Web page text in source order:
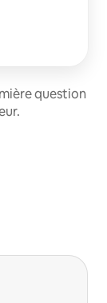
question